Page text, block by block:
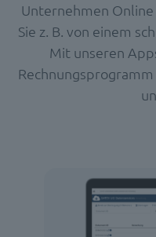
Unternehmen
Sie z. B. von einem
Mit unseren